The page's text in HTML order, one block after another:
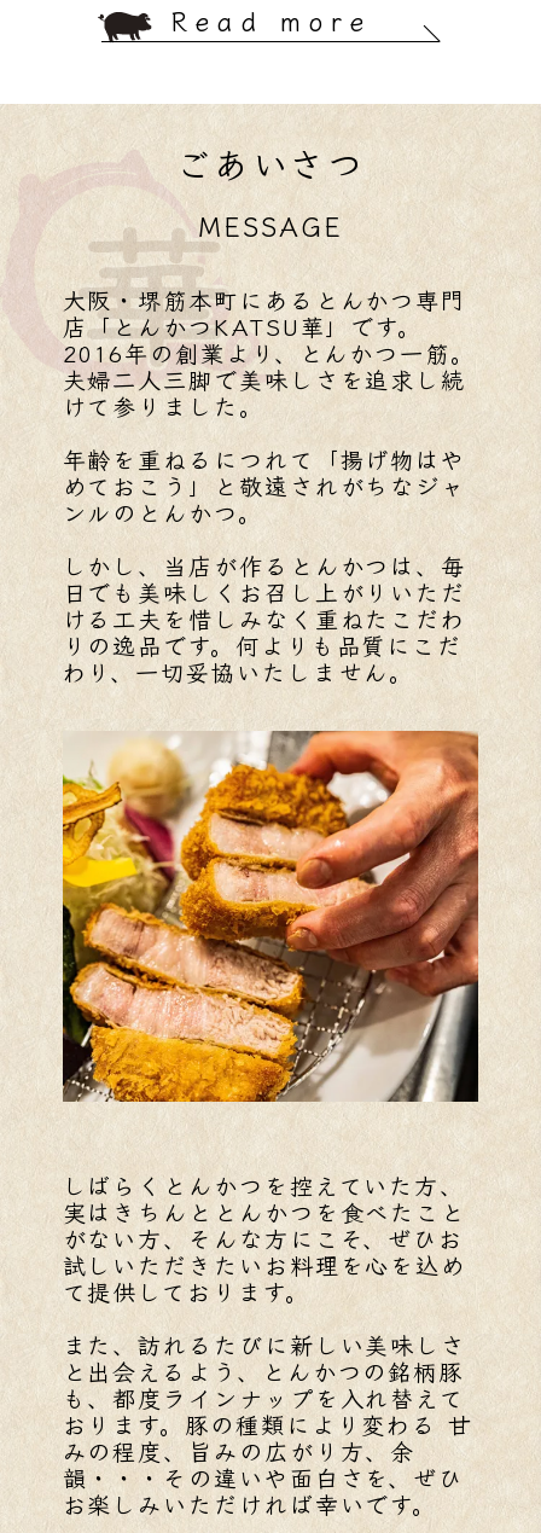
Read more
ごあいさつ
MESSAGE
大阪・堺筋本町にあるとんかつ専門
店「とんかつKATSU華」です。
2016年の創業より、とんかつ一筋。
夫婦二人三脚で美味しさを追求し続
けて参りました。
年齢を重ねるにつれて「揚げ物はや
めておこう」と敬遠されがちなジャ
ンルのとんかつ。
しかし、当店が作るとんかつは、毎
日でも美味しくお召し上がりいただ
ける工夫を惜しみなく重ねたこだわ
りの逸品です。何よりも品質にこだ
わり、一切妥協いたしません。
しばらくとんかつを控えていた方、
実はきちんととんかつを食べたこと
がない方、そんな方にこそ、ぜひお
試しいただきたいお料理を心を込め
て提供しております。
また、訪れるたびに新しい美味しさ
と出会えるよう、とんかつの銘柄豚
も、都度ラインナップを入れ替えて
おります。豚の種類により変わる 甘
みの程度、旨みの広がり方、余
韻・・・その違いや面白さを、ぜひ
お楽しみいただければ幸いです。